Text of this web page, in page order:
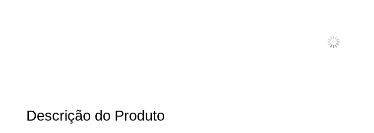
Descrição do Produto